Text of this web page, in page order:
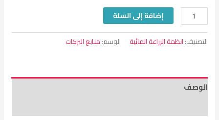
إضافة إلى السلة
التصنيف:انظمة الزراعة المائية الوسم:منابع البركات
الوصف